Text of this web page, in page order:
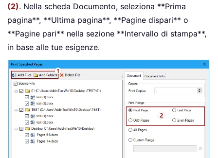
(2). Nella scheda Documento, seleziona **Prima
pagina**, **Ultima pagina**, **Pagine dispari** o
**Pagine pari** nella sezione **Intervallo di stampa**,
in base alle tue esigenze.